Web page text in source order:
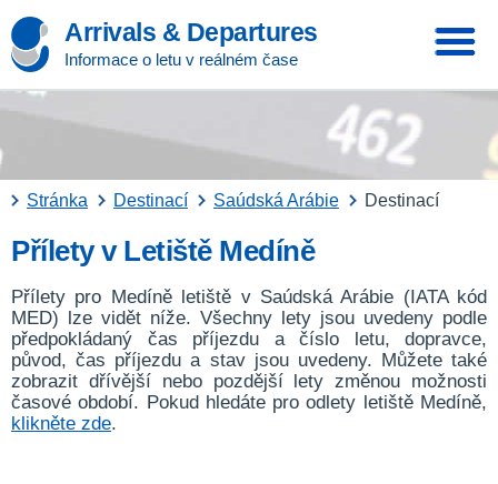
Arrivals & Departures
Informace o letu v reálném čase
Stránka Destinací Saúdská Arábie Destinací
Přílety v Letiště Medíně
Přílety pro Medíně letiště v Saúdská Arábie (IATA kód
MED) lze vidět níže. Všechny lety jsou uvedeny podle
předpokládaný čas příjezdu a číslo letu, dopravce,
původ, čas příjezdu a stav jsou uvedeny. Můžete také
zobrazit dřívější nebo pozdější lety změnou možnosti
časové období. Pokud hledáte pro odlety letiště Medíně,
klikněte zde.